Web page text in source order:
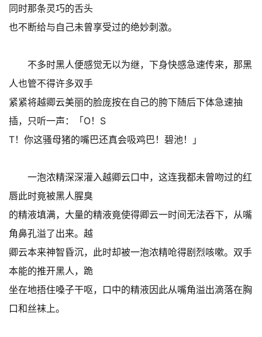
同时那条灵巧的舌头
也不断给与自己未曾享受过的绝妙刺激。
不多时黑人便感觉无以为继，下身快感急速传来，那黑
人也管不得许多双手
紧紧将越卿云美丽的脸庞按在自己的胯下随后下体急速抽
插，只听一声：「O！S
T！你这骚母猪的嘴巴还真会吸鸡巴！碧池！」
一泡浓精深深灌入越卿云口中，这连我都未曾吻过的红
唇此时竟被黑人腥臭
的精液填满，大量的精液竟使得卿云一时间无法吞下，从嘴
角鼻孔溢了出来。越
卿云本来神智昏沉，此时却被一泡浓精呛得剧烈咳嗽。双手
本能的推开黑人，跪
坐在地捂住嗓子干呕，口中的精液因此从嘴角溢出滴落在胸
口和丝袜上。